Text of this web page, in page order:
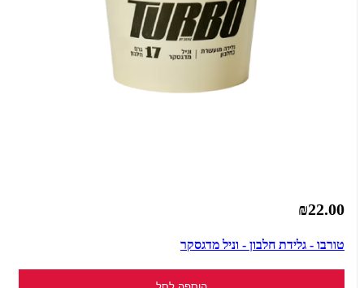
₪22.00
טורבו - גלידת חלבון - וניל מדגסקר